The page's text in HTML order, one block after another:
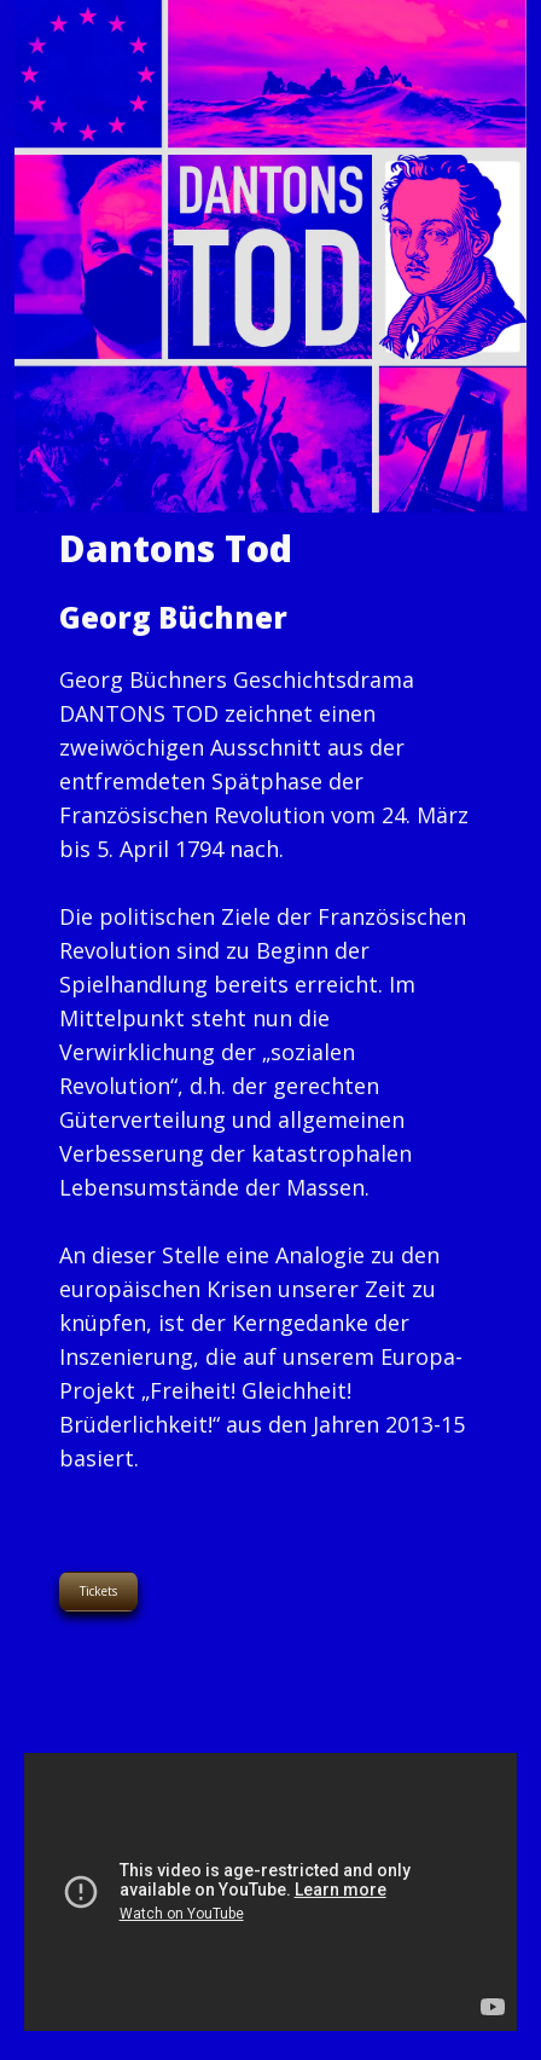
Dantons Tod
Georg Büchner
Georg Büchners Geschichtsdrama
DANTONS TOD zeichnet einen
zweiwöchigen Ausschnitt aus der
entfremdeten Spätphase der
Französischen Revolution vom 24. März
bis 5. April 1794 nach.
Die politischen Ziele der Französischen
Revolution sind zu Beginn der
Spielhandlung bereits erreicht. Im
Mittelpunkt steht nun die
Verwirklichung der „sozialen
Revolution“, d.h. der gerechten
Güterverteilung und allgemeinen
Verbesserung der katastrophalen
Lebensumstände der Massen.
An dieser Stelle eine Analogie zu den
europäischen Krisen unserer Zeit zu
knüpfen, ist der Kerngedanke der
Inszenierung, die auf unserem Europa-
Projekt „Freiheit! Gleichheit!
Brüderlichkeit!“ aus den Jahren 2013-15
basiert.
Tickets